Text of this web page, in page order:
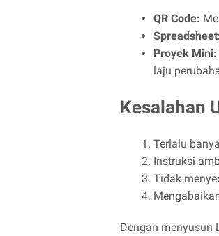
QR Code:
Proyek Mini:
laju
Kesalahan
Terlalu
Instruksi
Tidak
Dengan menyusun